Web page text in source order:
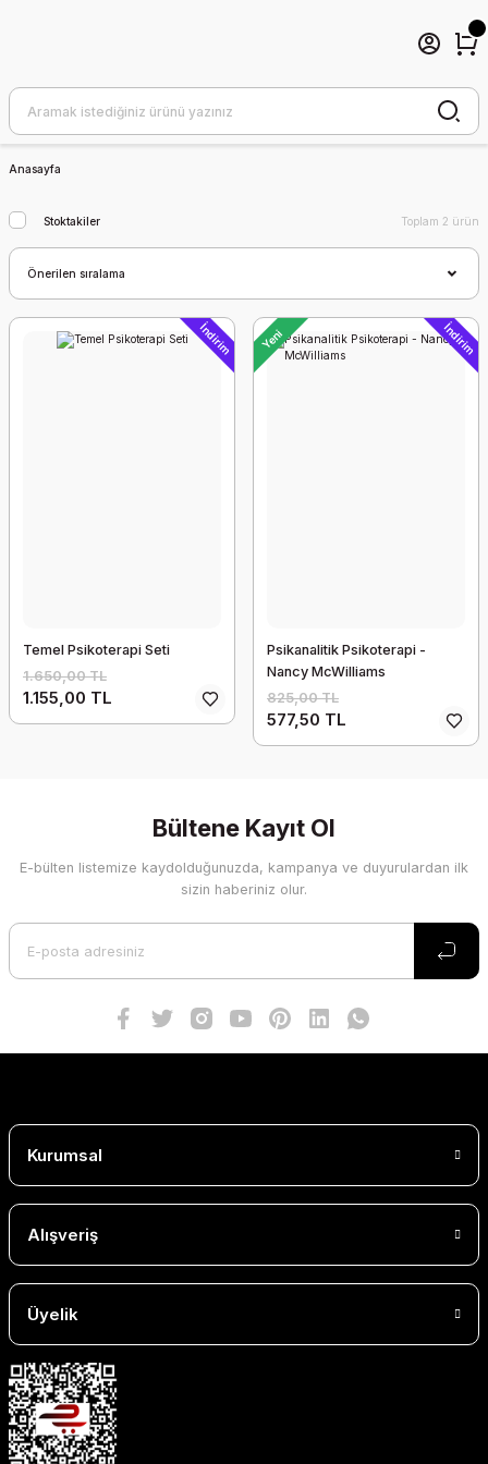
Anasayfa
Stoktakiler Toplam 2 ürün
İndirim
Temel Psikoterapi Seti
1.650,00 TL
1.155,00 TL
Yeni İndirim
Psikanalitik Psikoterapi -
Nancy McWilliams
825,00 TL
577,50 TL
Bültene Kayıt Ol
E-bülten listemize kaydolduğunuzda, kampanya ve duyurulardan ilk
sizin haberiniz olur.
Kurumsal
Alışveriş
Üyelik